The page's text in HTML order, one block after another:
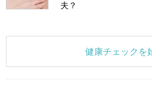
夫？
健康チェックを